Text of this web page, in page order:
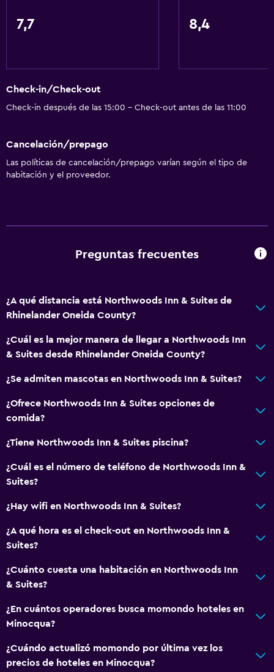
7,7 8,4
Check-in/Check-out
Check-in después de las 15:00 - Check-out antes de las 11:00
Cancelación/prepago
Las políticas de cancelación/prepago varían según el tipo de
habitación y el proveedor.
Preguntas frecuentes
¿A qué distancia está Northwoods Inn & Suites de
Rhinelander Oneida County?
¿Cuál es la mejor manera de llegar a Northwoods Inn
& Suites desde Rhinelander Oneida County?
¿Se admiten mascotas en Northwoods Inn & Suites?
¿Ofrece Northwoods Inn & Suites opciones de
comida?
¿Tiene Northwoods Inn & Suites piscina?
¿Cuál es el número de teléfono de Northwoods Inn &
Suites?
¿Hay wifi en Northwoods Inn & Suites?
¿A qué hora es el check-out en Northwoods Inn &
Suites?
¿Cuánto cuesta una habitación en Northwoods Inn
& Suites?
¿En cuántos operadores busca momondo hoteles en
Minocqua?
¿Cuándo actualizó momondo por última vez los
precios de hoteles en Minocqua?